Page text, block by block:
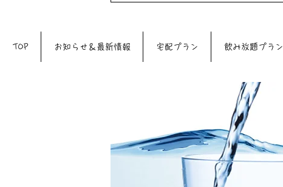
TOP お知らせ＆最新情報 宅配プラン 飲み放題プラン